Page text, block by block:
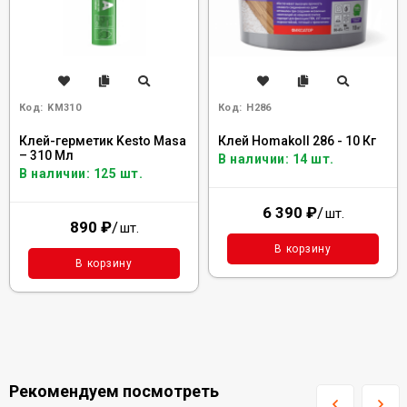
Код: KM310
Клей-герметик Kesto Masa
– 310 Мл
В наличии: 125 шт.
890 ₽/шт.
В корзину
Код: H286
Клей Homakoll 286 - 10 Кг
В наличии: 14 шт.
6 390 ₽/шт.
В корзину
Рекомендуем посмотреть